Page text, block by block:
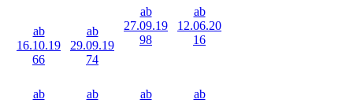
ab
16.10.19
66
ab
29.09.19
74
ab
27.09.19
98
ab
12.06.20
16
ab
ab
ab
ab